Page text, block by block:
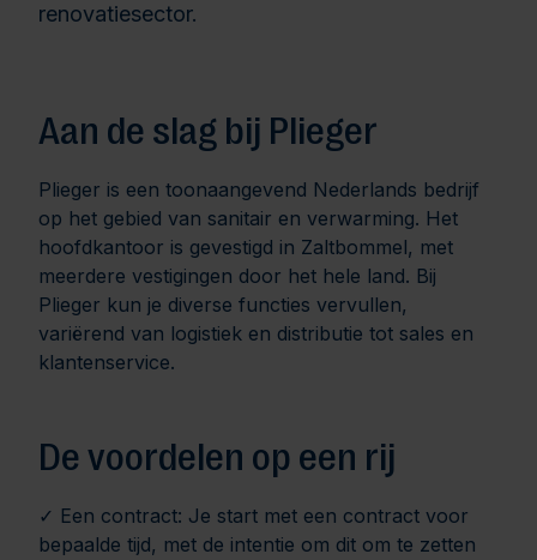
renovatiesector.
Aan de slag bij Plieger
Plieger is een toonaangevend Nederlands bedrijf
op het gebied van sanitair en verwarming. Het
hoofdkantoor is gevestigd in Zaltbommel, met
meerdere vestigingen door het hele land. Bij
Plieger kun je diverse functies vervullen,
variërend van logistiek en distributie tot sales en
klantenservice.
De voordelen op een rij
✓ Een contract: Je start met een contract voor
bepaalde tijd, met de intentie om dit om te zetten